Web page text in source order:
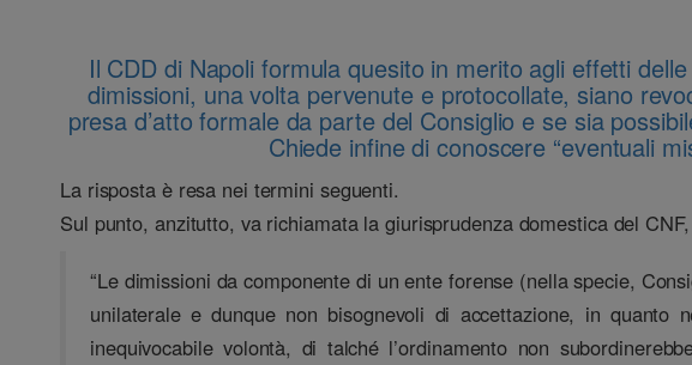
Il CDD di Napoli formula quesito in merito agli effetti
dimissioni, una volta pervenute e protocollate, siano
presa d’atto formale da parte del Consiglio e se sia
Chiede infine di conoscere “eventuali
La risposta è resa nei termini seguenti.
Sul punto, anzitutto, va richiamata la giurisprudenza domestica del
“Le dimissioni da componente di un ente forense (nella specie,
unilaterale e dunque non bisognevoli di accettazione, in
inequivocabile volontà, di talché l’ordinamento non